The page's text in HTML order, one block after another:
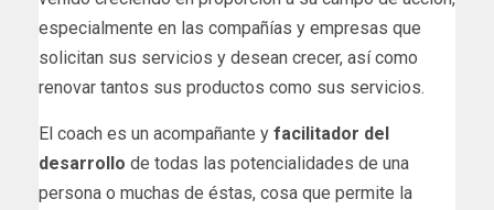
especialmente en las compañías y empresas que
solicitan sus servicios y desean crecer, así como
renovar tantos sus productos como sus servicios.
El coach es un acompañante y facilitador del
desarrollo de todas las potencialidades de una
persona o muchas de éstas, cosa que permite la